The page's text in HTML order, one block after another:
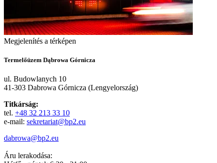
Megjelenítés a térképen
Termelőüzem Dąbrowa Górnicza
ul. Budowlanych 10
41-303 Dabrowa Górnicza (Lengyelország)
Titkárság:
tel. +48 32 213 33 10
e-mail: sekretariat@bp2.eu
dabrowa@bp2.eu
Áru lerakodása: